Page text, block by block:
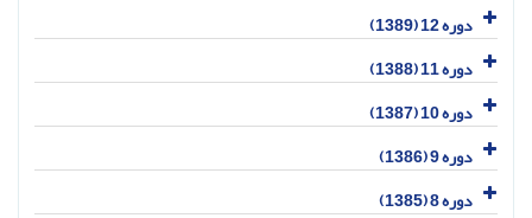
دوره 12 (1389)
دوره 11 (1388)
دوره 10 (1387)
دوره 9 (1386)
دوره 8 (1385)